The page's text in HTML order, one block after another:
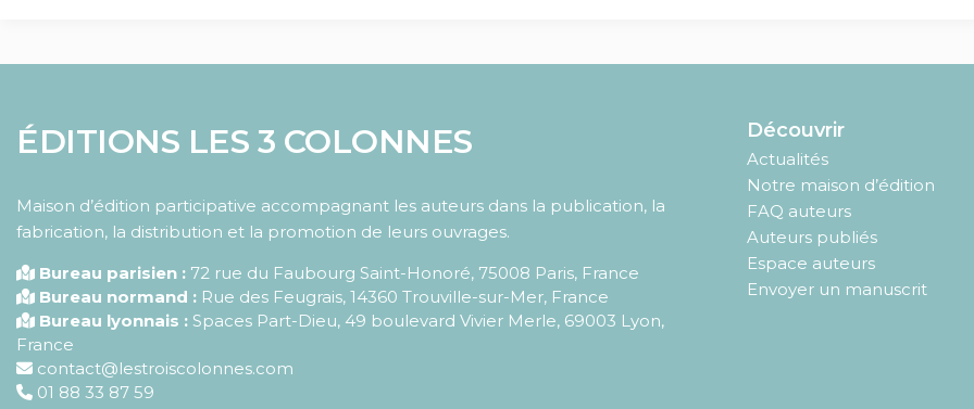
ÉDITIONS LES 3 COLONNES
Maison d’édition participative accompagnant les auteurs dans la publication, la
fabrication, la distribution et la promotion de leurs ouvrages.
Bureau parisien : 72 rue du Faubourg Saint-Honoré, 75008 Paris, France
Bureau normand : Rue des Feugrais, 14360 Trouville-sur-Mer, France
Bureau lyonnais : Spaces Part-Dieu, 49 boulevard Vivier Merle, 69003 Lyon,
France
contact@lestroiscolonnes.com
01 88 33 87 59
Découvrir
Actualités
Notre maison d’édition
FAQ auteurs
Auteurs publiés
Espace auteurs
Envoyer un manuscrit